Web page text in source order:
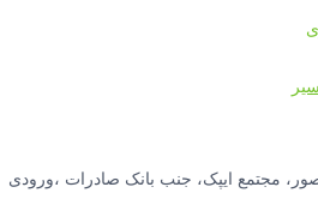
مجتمع ایپک، جنب بانک صادرات ،ورودی